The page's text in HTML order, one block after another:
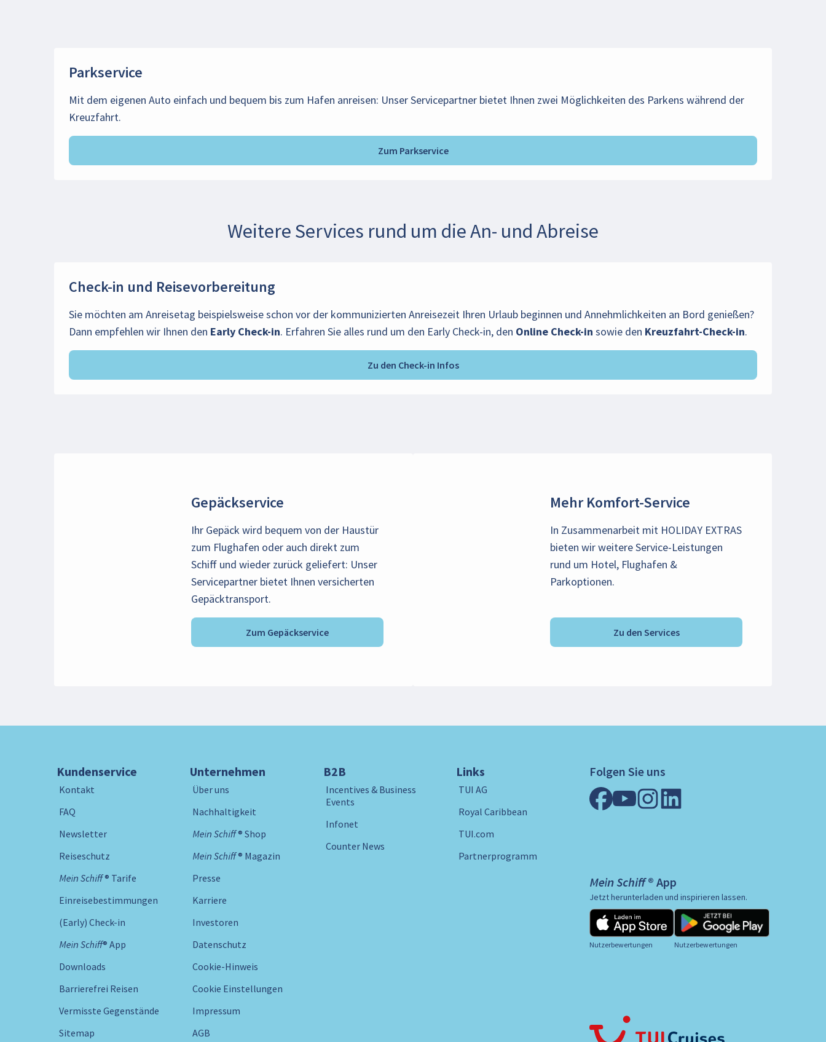
Parkservice
Mit dem eigenen Auto einfach und bequem bis zum Hafen anreisen: Unser Servicepartner bietet Ihnen zwei Möglichkeiten des Parkens während der
Kreuzfahrt.
Zum Parkservice
Weitere Services rund um die An- und Abreise
Check-in und Reisevorbereitung
Sie möchten am Anreisetag beispielsweise schon vor der kommunizierten Anreisezeit Ihren Urlaub beginnen und Annehmlichkeiten an Bord genießen?
Dann empfehlen wir Ihnen den Early Check-in. Erfahren Sie alles rund um den Early Check-in, den Online Check-in sowie den Kreuzfahrt-Check-in.
Zu den Check-in Infos
Gepäckservice
Ihr Gepäck wird bequem von der Haustür
zum Flughafen oder auch direkt zum
Schiff und wieder zurück geliefert: Unser
Servicepartner bietet Ihnen versicherten
Gepäcktransport.
Zum Gepäckservice
Mehr Komfort-Service
In Zusammenarbeit mit HOLIDAY EXTRAS
bieten wir weitere Service-Leistungen
rund um Hotel, Flughafen &
Parkoptionen.
Zu den Services
Kundenservice
Kontakt
FAQ
Newsletter
Reiseschutz
Mein Schiff ® Tarife
Einreisebestimmungen
(Early) Check-in
Mein Schiff® App
Downloads
Barrierefrei Reisen
Vermisste Gegenstände
Sitemap
Unternehmen
Über uns
Nachhaltigkeit
Mein Schiff ® Shop
Mein Schiff ® Magazin
Presse
Karriere
Investoren
Datenschutz
Cookie-Hinweis
Cookie Einstellungen
Impressum
AGB
B2B
Incentives & Business
Events
Infonet
Counter News
Links
TUI AG
Royal Caribbean
TUI.com
Partnerprogramm
Folgen Sie uns
Mein Schiff ® App
Jetzt herunterladen und inspirieren lassen.
Nutzerbewertungen Nutzerbewertungen